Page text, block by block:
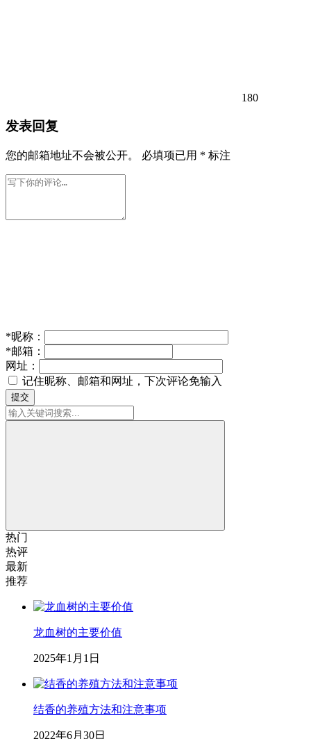
180
发表回复
您的邮箱地址不会被公开。 必填项已用 * 标注
*昵称：
*邮箱：
网址：
记住昵称、邮箱和网址，下次评论免输入
提交
热门
热评
最新
推荐
龙血树的主要价值
2025年1月1日
结香的养殖方法和注意事项
2022年6月30日